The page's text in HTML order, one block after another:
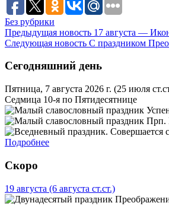
Без рубрики
Предыдущая новость 17 августа —
Следующая новость С праздником
Сегодняшний день
Пятница, 7 августа 2026 г. (25 июля
Седмица 10-я по Пятидесятнице
Прп.
Подробнее
Скоро
19 августа (6 августа ст.ст.)